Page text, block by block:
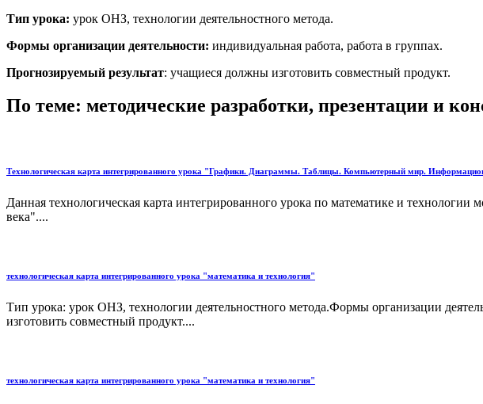
Тип урока: урок ОНЗ, технологии деятельностного метода.
Формы организации деятельности: индивидуальная работа, работа в группах.
Прогнозируемый результат: учащиеся должны изготовить совместный продукт.
По теме: методические разработки, презентации и
Технологическая карта интегрированного урока "Графики. Диаграммы. Таблицы. Компьютерный мир.
Данная технологическая карта интегрированного урока по математике и
века"....
технологическая карта интегрированного урока "математика и технология"
Тип урока: урок ОНЗ, технологии деятельностного метода.Формы организации
изготовить совместный продукт....
технологическая карта интегрированного урока "математика и технология"